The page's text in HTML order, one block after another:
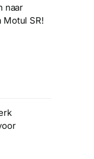
naar
Motul SR!